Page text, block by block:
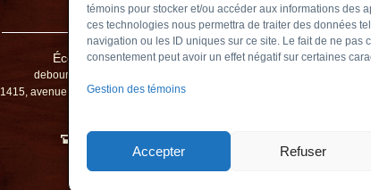
témoins pour stocker et/ou accéder aux informations des
ces technologies nous permettra de traiter des données
navigation ou les ID uniques sur ce site. Le fait de ne pas
consentement peut avoir un effet négatif sur certaines
Gestion des témoins
Accepter Refuser
École De Bourgogne
debourgogne@cssp.gouv.qc.ca
1415, avenue Bourgogne, Chambly (Québec)
450 461-5901